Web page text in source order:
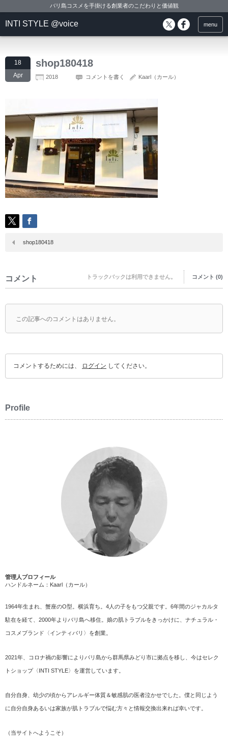
バリ島コスメを手掛ける創業者のこだわりと価値観
INTI STYLE @voice menu
18
Apr
shop180418
2018 コメントを書く Kaarl（カール）
shop180418
コメント トラックバックは利用できません。 コメント (0)
この記事へのコメントはありません。
コメントするためには、 ログイン してください。
Profile
管理人プロフィール
ハンドルネーム：Kaarl（カール）
1964年生まれ、蟹座のO型。横浜育ち。4人の子をもつ父親です。6年間のジャカルタ
駐在を経て、2000年よりバリ島へ移住。娘の肌トラブルをきっかけに、ナチュラル・
コスメブランド〈インティバリ〉を創業。
2021年、コロナ禍の影響によりバリ島から群馬県みどり市に拠点を移し、今はセレク
トショップ〈INTI STYLE〉を運営しています。
自分自身、幼少の頃からアレルギー体質＆敏感肌の医者泣かせでした。僕と同じよう
に自分自身あるいは家族が肌トラブルで悩む方々と情報交換出来れば幸いです。
（ 当サイトへようこそ ）